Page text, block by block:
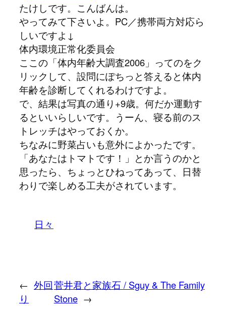
たけしです。こんばんは。
やってみて下さいよ。PC／携帯両方対応ら
しいですよ↓
体内環境正常化委員会
ここの「体内年齢大調査2006」ってのをク
リックして、設問にぽちっと答えると体内
年齢を診断してくれるわけですよ。
で、結果は写真の通り+9歳。何だか運動す
るといいらしいです。うーん、寝る前のス
トレッチはやっておくか。
ちなみに野菜占いも意外によかったです。
「あなたはトマトです！」とか言うのかと
思ったら、ちょっとひねってあって、日替
わりで楽しめる工夫がされています。
日々
← 外回
り
菅井君と家族石 / Sguy & The Family
Stone →